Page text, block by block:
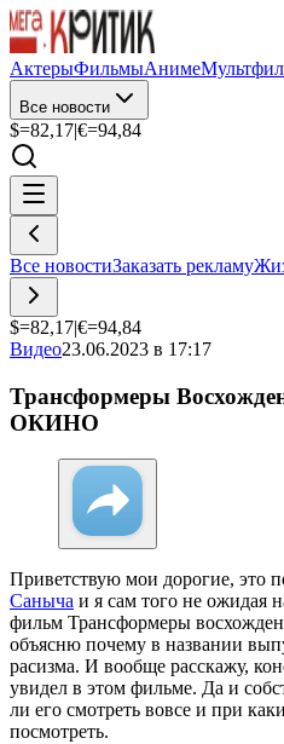
АктерыФильмыАниме
Все новости
$=82,17|€=94,84
Все новостиЗаказать рекламу
$=82,17|€=94,84
Видео23.06.2023 в 17:17
Трансформеры
ОКИНО
Приветствую мои дорогие, это
Саныча и я сам того не ожидая
фильм Трансформеры
объясню почему в названии
расизма. И вообще расскажу,
увидел в этом фильме. Да и
ли его смотреть вовсе и при
посмотреть.